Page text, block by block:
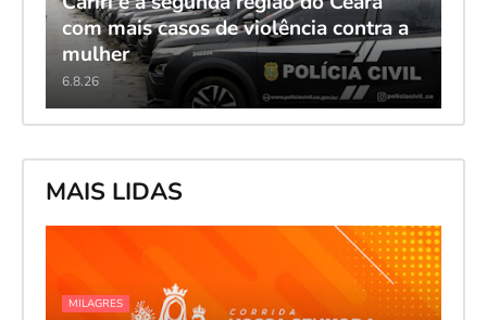
com mais casos de violência contra a
mulher
6.8.26
MAIS LIDAS
MILAGRES